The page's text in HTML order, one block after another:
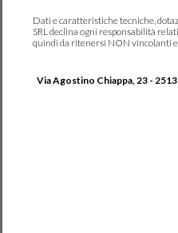
Dati e caratteristiche tecniche,
SRL declina ogni responsabilità
quindi da ritenersi NON vincolanti
Via Agostino Chiappa, 23 -